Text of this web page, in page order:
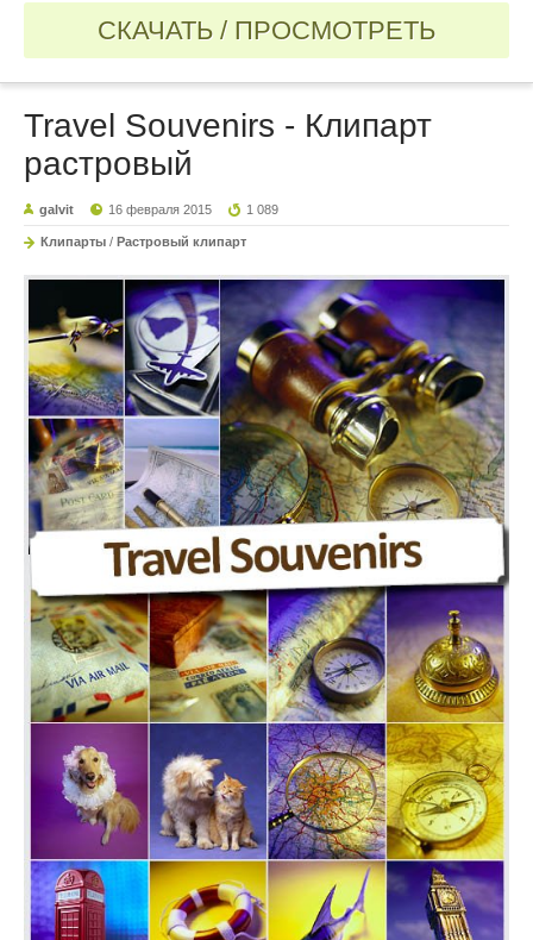
СКАЧАТЬ / ПРОСМОТРЕТЬ
Travel Souvenirs - Клипарт
растровый
galvit 16 февраля 2015 1 089
Клипарты / Растровый клипарт